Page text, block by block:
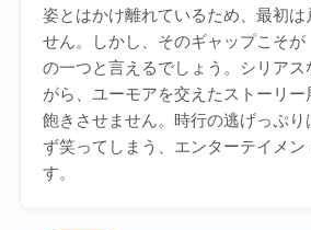
姿とはかけ離れているため、最初は
せん。しかし、そのギャップこそが
の一つと言えるでしょう。シリアス
がら、ユーモアを交えたストーリ
飽きさせません。時行の逃げっぷり
ず笑ってしまう、エンターテイメ
す。